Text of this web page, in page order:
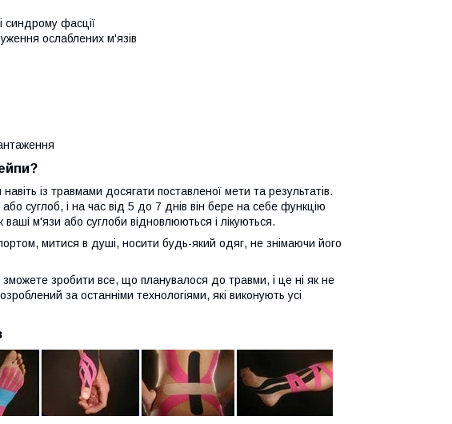
синдрому фасції
ослаблених м'язів
?
із травмами досягати поставленої мети та результатів.
суглоб, і на час від 5 до 7 днів він бере на себе функцію
м'язи або суглоби відновлюються і лікуються.
митися в душі, носити будь-який одяг, не знімаючи його
зможете зробити все, що планувалося до травми, і це ні як не
за останніми технологіями, які виконують усі